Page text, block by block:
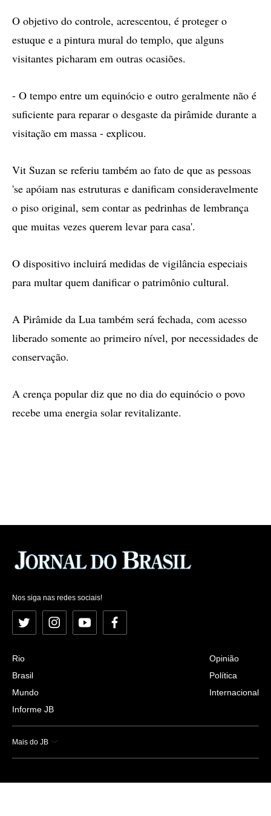
O objetivo do controle, acrescentou, é proteger o
estuque e a pintura mural do templo, que alguns
visitantes picharam em outras ocasiões.
- O tempo entre um equinócio e outro geralmente não é
suficiente para reparar o desgaste da pirâmide durante a
visitação em massa - explicou.
Vit Suzan se referiu também ao fato de que as pessoas
'se apóiam nas estruturas e danificam consideravelmente
o piso original, sem contar as pedrinhas de lembrança
que muitas vezes querem levar para casa'.
O dispositivo incluirá medidas de vigilância especiais
para multar quem danificar o patrimônio cultural.
A Pirâmide da Lua também será fechada, com acesso
liberado somente ao primeiro nível, por necessidades de
conservação.
A crença popular diz que no dia do equinócio o povo
recebe uma energia solar revitalizante.
Nos siga nas redes sociais!
Twitter InstagramYouTubeFacebook
Rio
Brasil
Mundo
Informe JB
Opinião
Política
Internacional
Mais do JB
Esportes